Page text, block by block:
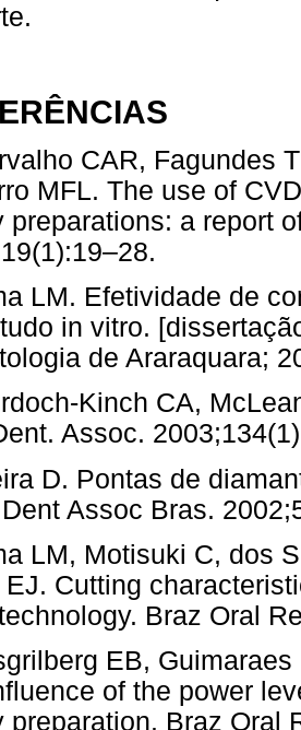
CAR, Fagundes
MFL. The use of
preparations: a report
LM. Efetividade de
in vitro.
de Araraquara;
Kinch CA,
Assoc.
D. Pontas de
Assoc Bras.
LM, Motisuki C, dos
EJ. Cutting
Braz Oral
EB,
of the power
preparation. Braz Oral